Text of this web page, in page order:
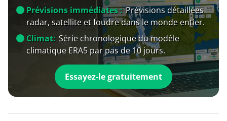
Prévisions immédiates : Prévisions détaillées
radar, satellite et foudre dans le monde entier.
Climat: Série chronologique du modèle
climatique ERA5 par pas de 10 jours.
Essayez-le gratuitement